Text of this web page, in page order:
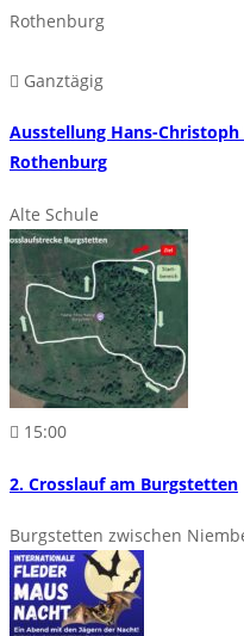
Rothenburg
Ganztägig
Ausstellung Hans-
Rothenburg
Alte Schule
15:00
2. Crosslauf am Burgstetten
Burgstetten zwischen